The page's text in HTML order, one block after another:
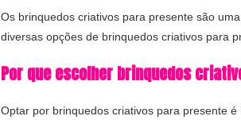
Os brinquedos criativos para presente são
diversas opções de brinquedos criativos para
Por que escolher brinquedos
Optar por brinquedos criativos para presente